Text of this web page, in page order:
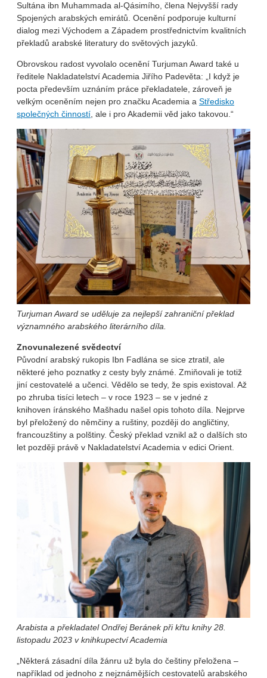
Sultána ibn Muhammada al-Qásimího, člena Nejvyšší rady
Spojených arabských emirátů. Ocenění podporuje kulturní
dialog mezi Východem a Západem prostřednictvím kvalitních
překladů arabské literatury do světových jazyků.
Obrovskou radost vyvolalo ocenění Turjuman Award také u
ředitele Nakladatelství Academia Jiřího Padevěta: „I když je
pocta především uznáním práce překladatele, zároveň je
velkým oceněním nejen pro značku Academia a Středisko
společných činností, ale i pro Akademii věd jako takovou.“
Turjuman Award se uděluje za nejlepší zahraniční překlad
významného arabského literárního díla.
Znovunalezené svědectví
Původní arabský rukopis Ibn Fadlána se sice ztratil, ale
některé jeho poznatky z cesty byly známé. Zmiňovali je totiž
jiní cestovatelé a učenci. Vědělo se tedy, že spis existoval. Až
po zhruba tisíci letech – v roce 1923 – se v jedné z
knihoven íránského Mašhadu našel opis tohoto díla. Nejprve
byl přeložený do němčiny a ruštiny, později do angličtiny,
francouzštiny a polštiny. Český překlad vznikl až o dalších sto
let později právě v Nakladatelství Academia v edici Orient.
Arabista a překladatel Ondřej Beránek při křtu knihy 28.
listopadu 2023 v knihkupectví Academia
„Některá zásadní díla žánru už byla do češtiny přeložena –
například od jednoho z nejznámějších cestovatelů arabského